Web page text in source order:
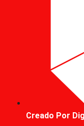
Creado Por